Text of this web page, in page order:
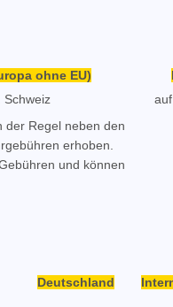
ohne EU)
Schweiz
der Regel neben den
erhoben.
und können
Deutschland